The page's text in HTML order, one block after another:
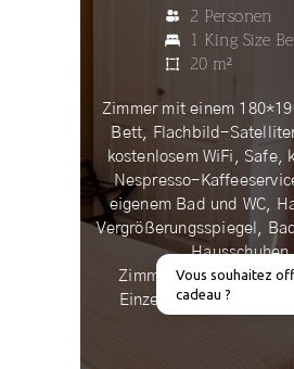
Zimmer mit einem
Bett, Flachbild-
kostenlosem WiFi, Safe,
Nespresso-
eigenem Bad und WC,
Vergrößerungsspiegel,
Hausschuhen.
Zimmer kann auf
Einzelbetten
2 Personen
1 King Size
20 m²